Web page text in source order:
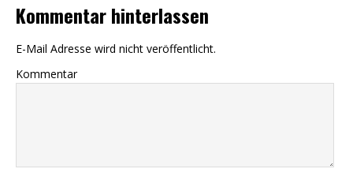
Kommentar hinterlassen
E-Mail Adresse wird nicht veröffentlicht.
Kommentar